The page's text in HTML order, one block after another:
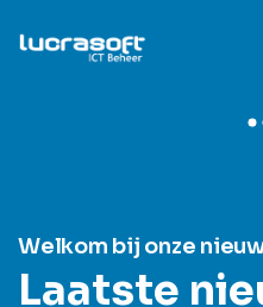
Welkom bij onze
Laatste